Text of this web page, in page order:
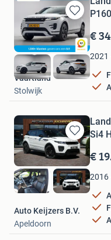
Bewaren
in
Mijn
Favorieten
€
2021
Vaartland
Stolwijk
Bewaren
in
Mijn
Favorieten
Si4
€
2016
Auto Keijzers B.V.
Apeldoorn